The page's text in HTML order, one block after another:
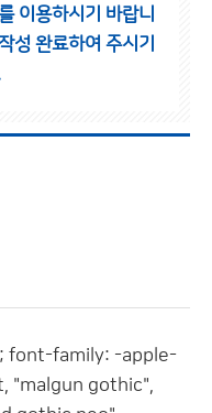
이용하시기 바랍니
성 완료하여 주시기
font-family: -apple-
"malgun gothic",